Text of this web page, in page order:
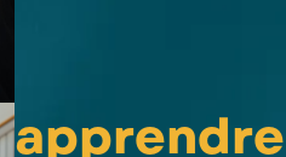
apprendre